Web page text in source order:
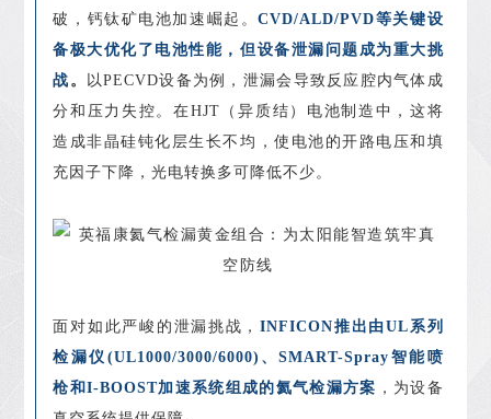
破，钙钛矿电池加速崛起。CVD/ALD/PVD等关键设
备极大优化了电池性能，但设备泄漏问题成为重大挑
战 。
以PECVD设备为例，泄漏会导致反应腔内气体成
分和压力失控。在HJT（异质结）电池制造中，这将
造成非晶硅钝化层生长不均，使电池的开路电压和填
充因子下降，光电转换多可降低不少。
面对如此严峻的泄漏挑战，INFICON推出由UL系列
检漏仪 (UL1000/3000/6000)、SMART-Spray智能喷
枪和I-BOOST加速系统组成的氦气检漏方案 ，为设备